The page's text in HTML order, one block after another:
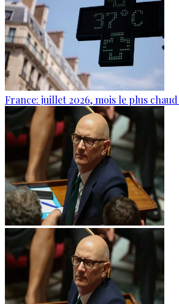
France: juillet 2026, mois le plus